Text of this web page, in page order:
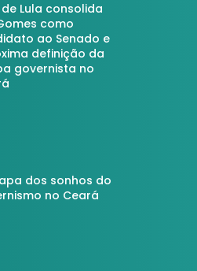
Lula consolida
como
ao Senado e
definição da
governista no
dos sonhos do
no Ceará